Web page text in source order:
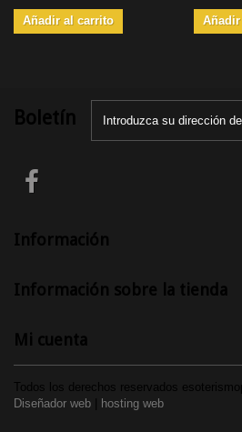
Añadir al carrito
Boletín
Información
Todos los derechos reservados
Diseñador web
hosting web
Información sobre la tienda
Mi cuenta